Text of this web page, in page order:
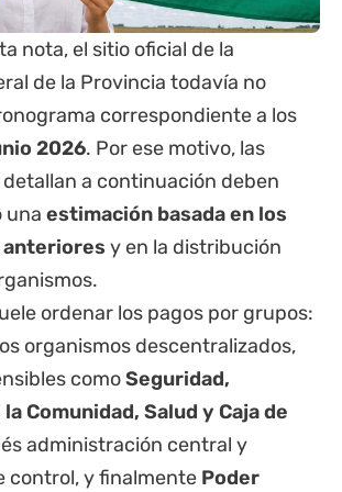
nota, el sitio oficial de la
de la Provincia todavía no
correspondiente a los
2026. Por ese motivo, las
a continuación deben
una estimación basada en los
anteriores y en la distribución
ordenar los pagos por grupos:
organismos descentralizados,
comoSeguridad,
Comunidad, Salud y Caja de
administración central y
control, y finalmente Poder